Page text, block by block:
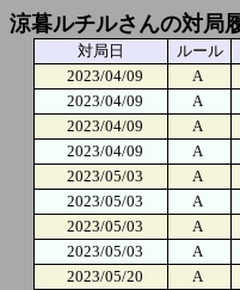
涼暮ルチルさんの対局
対局日 ルール
2023/04/09
A
2023/04/09
A
2023/04/09
A
2023/04/09
A
2023/05/03
A
2023/05/03
A
2023/05/03
A
2023/05/03
A
2023/05/20
A